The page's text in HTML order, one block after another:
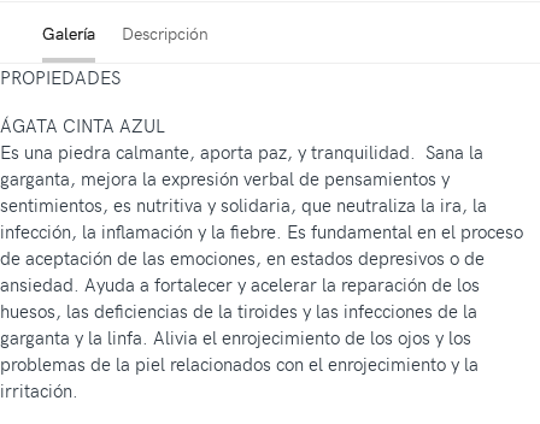
Galería Descripción
PROPIEDADES
ÁGATA CINTA AZUL
Es una piedra calmante, aporta paz, y tranquilidad. Sana la
garganta, mejora la expresión verbal de pensamientos y
sentimientos, es nutritiva y solidaria, que neutraliza la ira, la
infección, la inflamación y la fiebre. Es fundamental en el proceso
de aceptación de las emociones, en estados depresivos o de
ansiedad. Ayuda a fortalecer y acelerar la reparación de los
huesos, las deficiencias de la tiroides y las infecciones de la
garganta y la linfa. Alivia el enrojecimiento de los ojos y los
problemas de la piel relacionados con el enrojecimiento y la
irritación.